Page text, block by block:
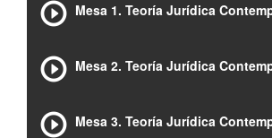
Mesa 1. Teoría Jurídica
Mesa 2. Teoría Jurídica
Mesa 3. Teoría Jurídica